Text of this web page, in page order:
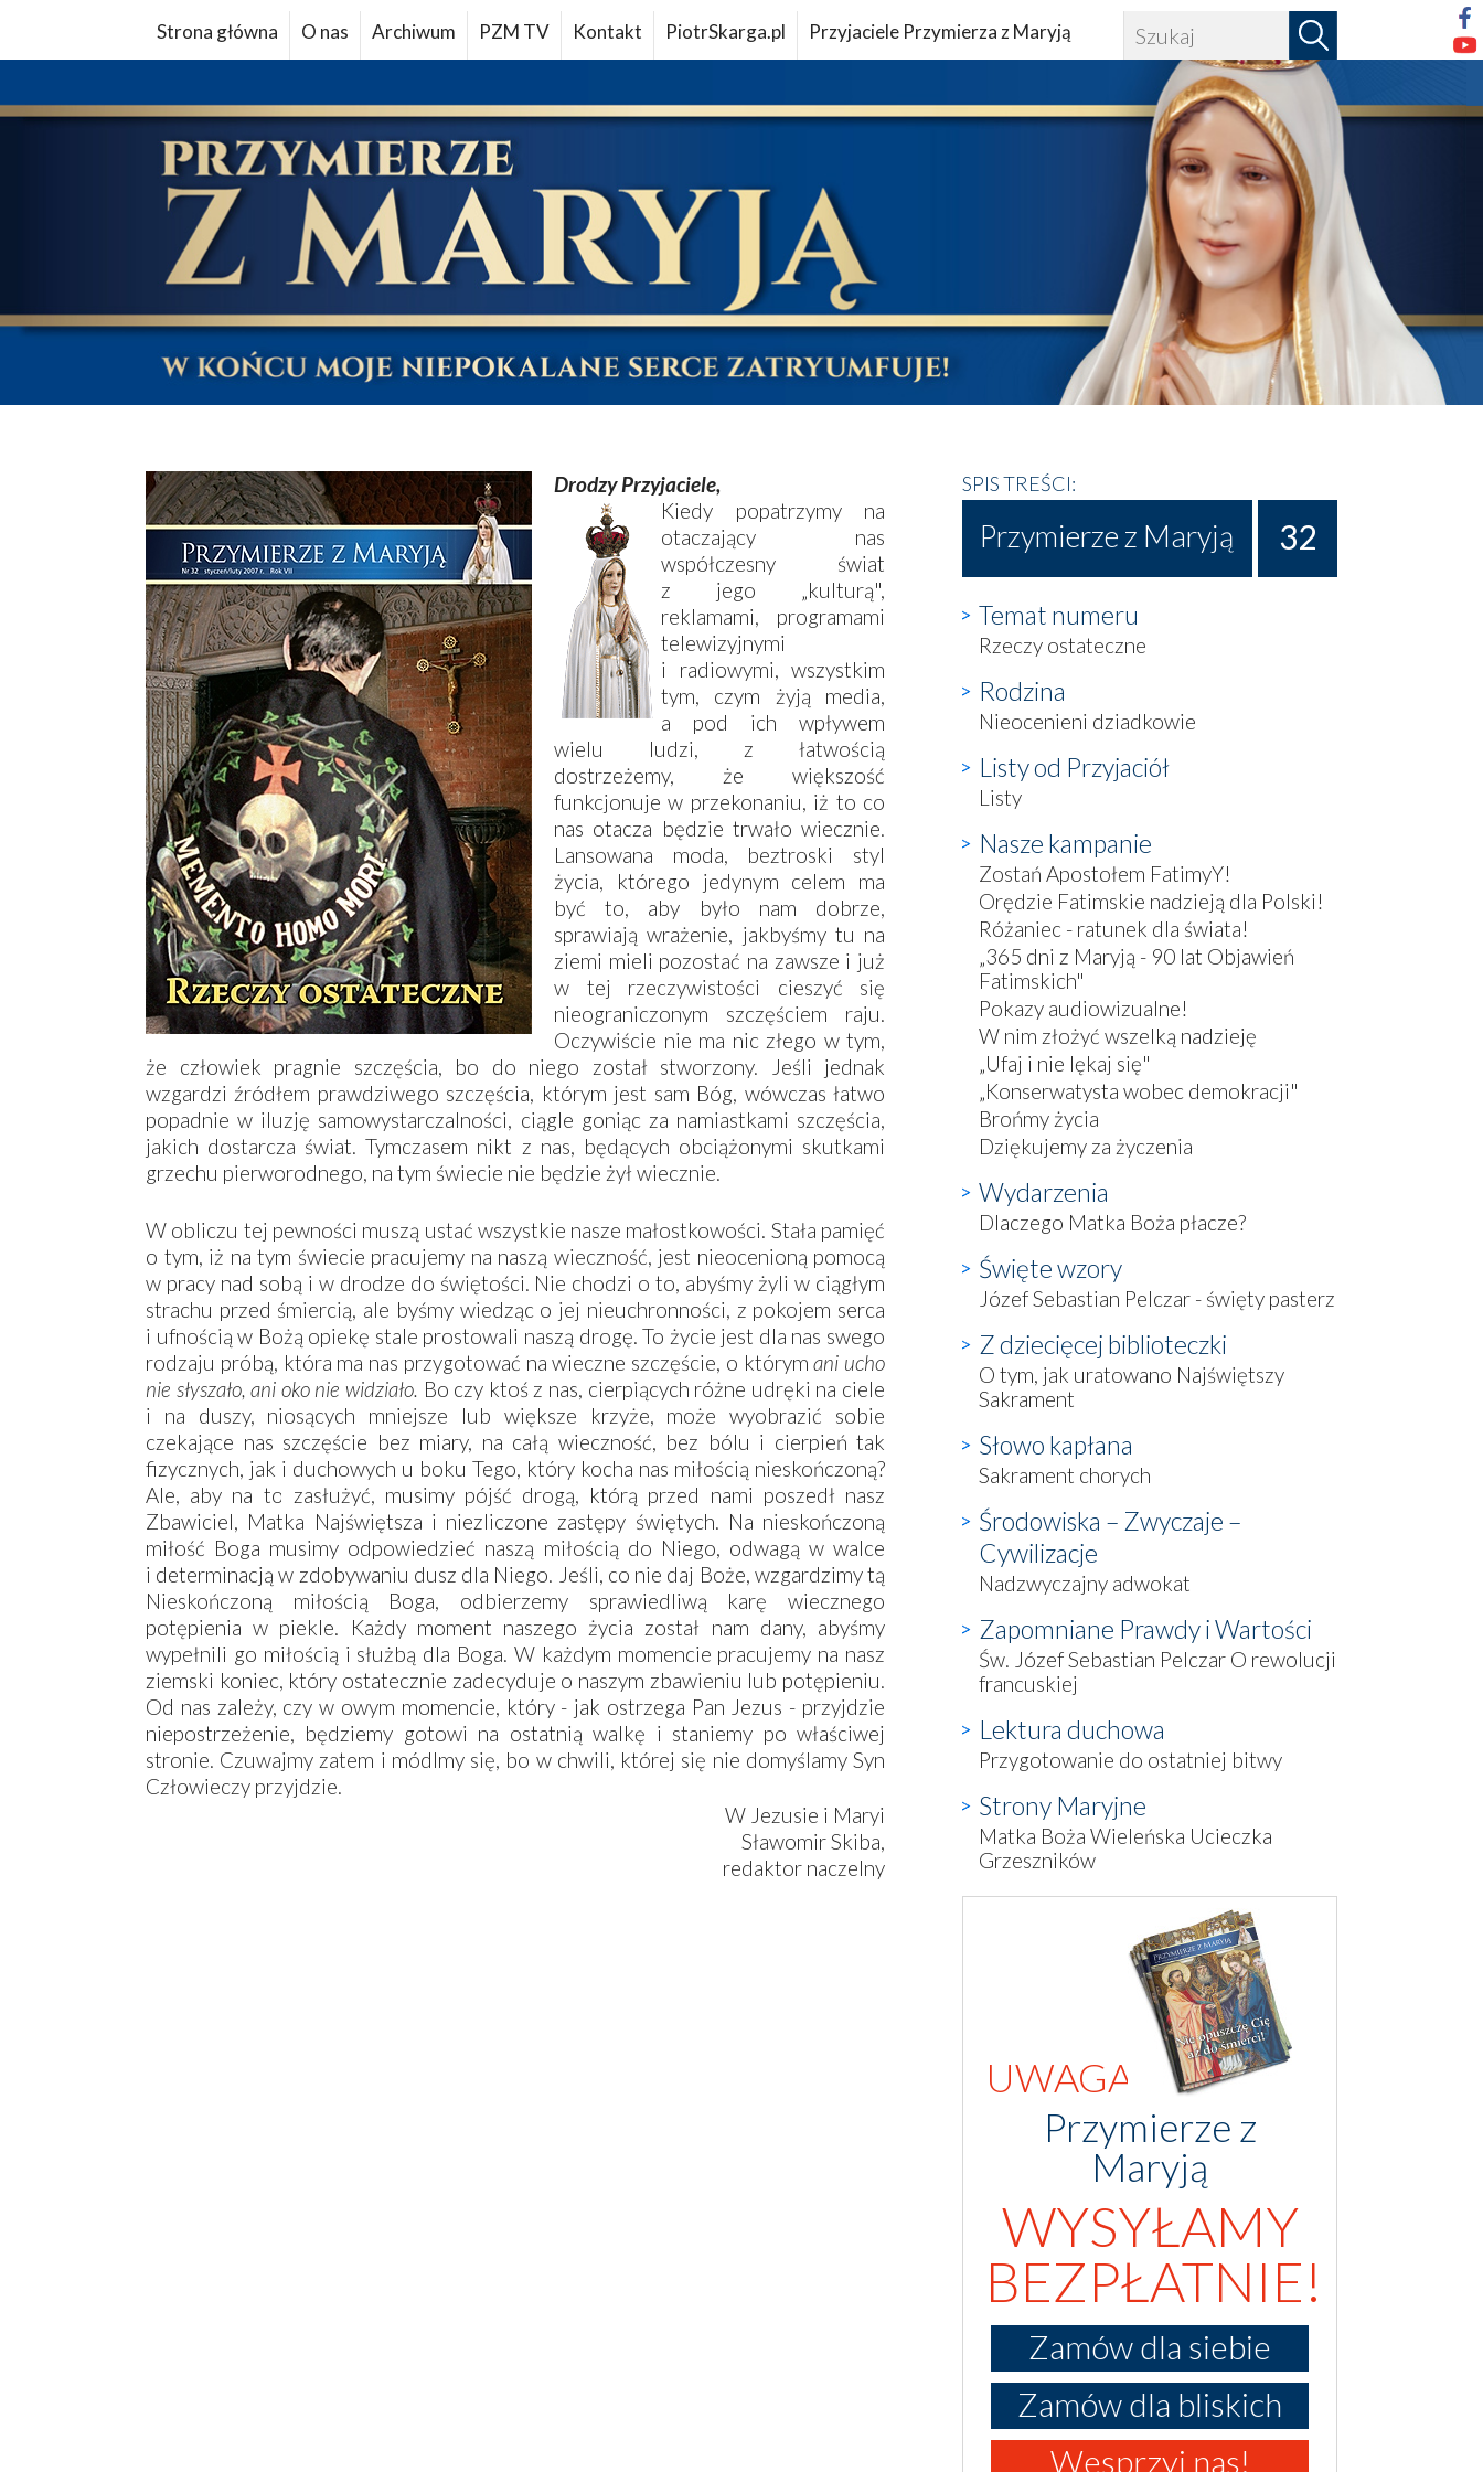
Strona główna O nas Archiwum PZM TV Kontakt PiotrSkarga.pl Przyjaciele Przymierza z Maryją
Drodzy Przyjaciele,
Kiedy popatrzymy na
otaczający nas
współczesny świat
z jego „kulturą",
reklamami, programami
telewizyjnymi
i radiowymi, wszystkim
tym, czym żyją media,
a pod ich wpływem
wielu ludzi, z łatwością
dostrzeżemy, że większość
funkcjonuje w przekonaniu, iż to co
nas otacza będzie trwało wiecznie.
Lansowana moda, beztroski styl
życia, którego jedynym celem ma
być to, aby było nam dobrze,
sprawiają wrażenie, jakbyśmy tu na
ziemi mieli pozostać na zawsze i już
w tej rzeczywistości cieszyć się
nieograniczonym szczęściem raju.
Oczywiście nie ma nic złego w tym,
że człowiek pragnie szczęścia, bo do niego został stworzony. Jeśli jednak
wzgardzi źródłem prawdziwego szczęścia, którym jest sam Bóg, wówczas łatwo
popadnie w iluzję samowystarczalności, ciągle goniąc za namiastkami szczęścia,
jakich dostarcza świat. Tymczasem nikt z nas, będących obciążonymi skutkami
grzechu pierworodnego, na tym świecie nie będzie żył wiecznie.
W obliczu tej pewności muszą ustać wszystkie nasze małostkowości. Stała pamięć
o tym, iż na tym świecie pracujemy na naszą wieczność, jest nieocenioną pomocą
w pracy nad sobą i w drodze do świętości. Nie chodzi o to, abyśmy żyli w ciągłym
strachu przed śmiercią, ale byśmy wiedząc o jej nieuchronności, z pokojem serca
i ufnością w Bożą opiekę stale prostowali naszą drogę. To życie jest dla nas swego
rodzaju próbą, która ma nas przygotować na wieczne szczęście, o którymani ucho
nie słyszało, ani oko nie widziało. Bo czy ktoś z nas, cierpiących różne udręki na ciele
i na duszy, niosących mniejsze lub większe krzyże, może wyobrazić sobie
czekające nas szczęście bez miary, na całą wieczność, bez bólu i cierpień tak
fizycznych, jak i duchowych u boku Tego, który kocha nas miłością nieskończoną?
Ale, aby na to zasłużyć, musimy pójść drogą, którą przed nami poszedł nasz
Zbawiciel, Matka Najświętsza i niezliczone zastępy świętych. Na nieskończoną
miłość Boga musimy odpowiedzieć naszą miłością do Niego, odwagą w walce
i determinacją w zdobywaniu dusz dla Niego. Jeśli, co nie daj Boże, wzgardzimy tą
Nieskończoną miłością Boga, odbierzemy sprawiedliwą karę wiecznego
potępienia w piekle. Każdy moment naszego życia został nam dany, abyśmy
wypełnili go miłością i służbą dla Boga. W każdym momencie pracujemy na nasz
ziemski koniec, który ostatecznie zadecyduje o naszym zbawieniu lub potępieniu.
Od nas zależy, czy w owym momencie, który - jak ostrzega Pan Jezus - przyjdzie
niepostrzeżenie, będziemy gotowi na ostatnią walkę i staniemy po właściwej
stronie. Czuwajmy zatem i módlmy się, bo w chwili, której się nie domyślamy Syn
Człowieczy przyjdzie.
W Jezusie i Maryi
Sławomir Skiba,
redaktor naczelny
SPIS TREŚCI:
Przymierze z Maryją 32
Temat numeru
Rzeczy ostateczne
Rodzina
Nieocenieni dziadkowie
Listy od Przyjaciół
Listy
Nasze kampanie
Zostań Apostołem FatimyY!
Orędzie Fatimskie nadzieją dla Polski!
Różaniec - ratunek dla świata!
„365 dni z Maryją - 90 lat Objawień
Fatimskich"
Pokazy audiowizualne!
W nim złożyć wszelką nadzieję
„Ufaj i nie lękaj się"
„Konserwatysta wobec demokracji"
Brońmy życia
Dziękujemy za życzenia
Wydarzenia
Dlaczego Matka Boża płacze?
Święte wzory
Józef Sebastian Pelczar - święty pasterz
Z dziecięcej biblioteczki
O tym, jak uratowano Najświętszy
Sakrament
Słowo kapłana
Sakrament chorych
Środowiska – Zwyczaje –
Cywilizacje
Nadzwyczajny adwokat
Zapomniane Prawdy i Wartości
Św. Józef Sebastian Pelczar O rewolucji
francuskiej
Lektura duchowa
Przygotowanie do ostatniej bitwy
Strony Maryjne
Matka Boża Wieleńska Ucieczka
Grzeszników
UWAGA!
Przymierze z
Maryją
WYSYŁAMY
BEZPŁATNIE!
Zamów dla siebie
Zamów dla bliskich
Wesprzyj nas!